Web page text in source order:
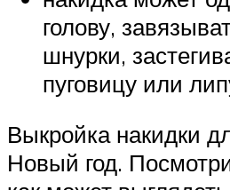
голову,
шнурки,
пуговицу или
Выкройка накидки
Новый год.